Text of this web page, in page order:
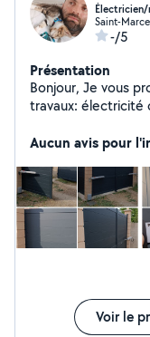
Saint-
-/5
Présentation
Bonjour, Je vous
travaux: électricité
peinture,
déménagement et
& sérieux.
Aucun avis pour
Voir le